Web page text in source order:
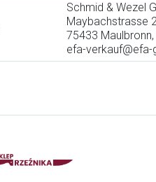
Schmid & Wezel
Maybachstrasse
75433
efa-verkauf@efa-